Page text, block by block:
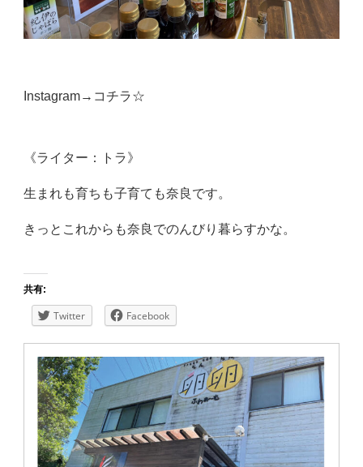
Instagram→ コチラ☆
《ライター：トラ》
生まれも育ちも子育ても奈良です。
きっとこれからも奈良でのんびり暮らすかな。
共有:
Twitter Facebook